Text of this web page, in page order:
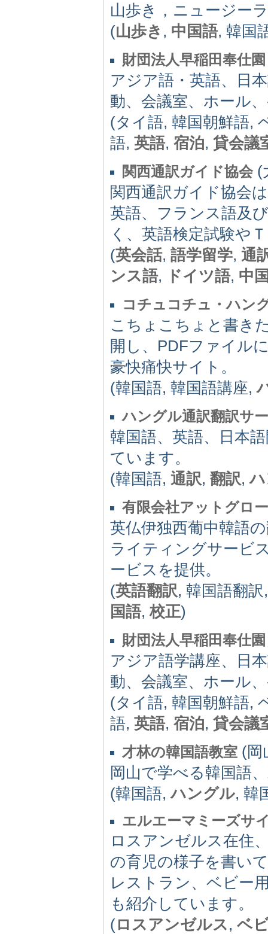
山歩き，ニュージー
(山歩き , 中国語, 韓国
財団法人早稲田奉仕園
アジア語・英語、日
動、会議室、ホール
(タイ語, 韓国朝鮮語,
語, 英語, 宿泊, 貸会議
関西通訳ガイド協会(
関西通訳ガイド協会
英語、フランス語及
く、英語検定試験や
(英会話, 語学留学, 通
ンス語, ドイツ語, 中
コチュコチュ・ハン
こちょこちょと書き
開し、PDFファイル
豪快痛快サイト。
(韓国語, 韓国語講座,
ハングル通訳翻訳サ
韓国語、英語、日本
ています。
(韓国語, 通訳, 翻訳,
有限会社アットグロ
英仏伊独西葡中韓語
ライティングサービ
ービスを提供。
(英語翻訳, 韓国語翻
国語,校正)
財団法人早稲田奉仕園
アジア語学講座、日
動、会議室、ホール
(タイ語, 韓国朝鮮語,
語, 英語, 宿泊, 貸会議
才林の韓国語教室 (岡
岡山で学べる韓国語
(韓国語,ハングル, 韓
エルエーマミーズサ
ロスアンゼルス在住
の育児の様子を書い
レストラン、ベビー
も紹介しています。
(ロスアンゼルス, ベ